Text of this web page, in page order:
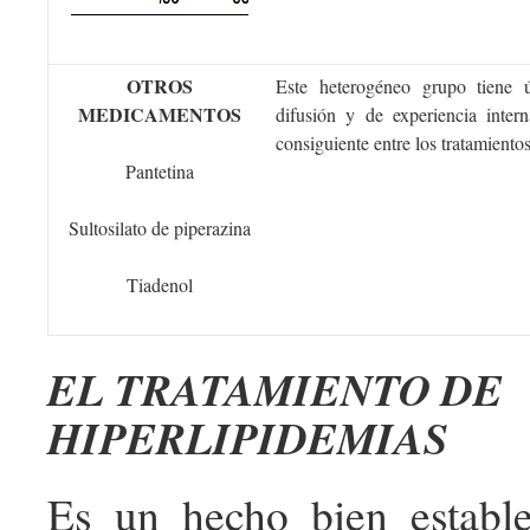
OTROS
MEDICAMENTOS
Pantetina
Sultosilato de piperazina
Tiadenol
Este heterogéneo grupo
difusión y de experiencia
consiguiente entre los
EL TRATAMIENTO DE
HIPERLIPIDEMIAS
Es un hecho bien